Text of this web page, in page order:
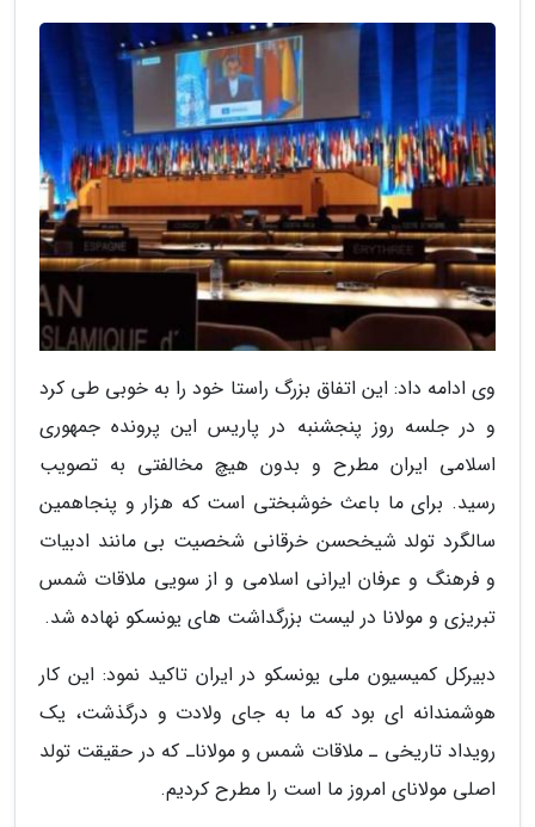
وی ادامه داد: این اتفاق بزرگ راستا خود را به خوبی طی کرد
و در جلسه روز پنجشنبه در پاریس این پرونده جمهوری
اسلامی ایران مطرح و بدون هیچ مخالفتی به تصویب
رسید. برای ما باعث خوشبختی است که هزار و پنجاهمین
سالگرد تولد شیخحسن خرقانی شخصیت بی مانند ادبیات
و فرهنگ و عرفان ایرانی اسلامی و از سویی ملاقات شمس
تبریزی و مولانا در لیست بزرگداشت های یونسکو نهاده شد.
دبیرکل کمیسیون ملی یونسکو در ایران تاکید نمود: این کار
هوشمندانه ای بود که ما به جای ولادت و درگذشت، یک
رویداد تاریخی ـ ملاقات شمس و مولاناـ که در حقیقت تولد
اصلی مولانای امروز ما است را مطرح کردیم.